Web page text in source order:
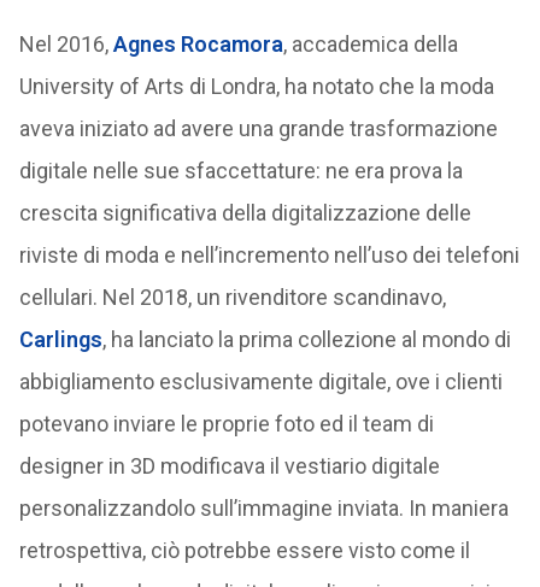
Nel 2016,Agnes Rocamora, accademica della
University of Arts di Londra, ha notato che la moda
aveva iniziato ad avere una grande trasformazione
digitale nelle sue sfaccettature: ne era prova la
crescita significativa della digitalizzazione delle
riviste di moda e nell’incremento nell’uso dei telefoni
cellulari. Nel 2018, un rivenditore scandinavo,
Carlings, ha lanciato la prima collezione al mondo di
abbigliamento esclusivamente digitale, ove i clienti
potevano inviare le proprie foto ed il team di
designer in 3D modificava il vestiario digitale
personalizzandolo sull’immagine inviata. In maniera
retrospettiva, ciò potrebbe essere visto come il